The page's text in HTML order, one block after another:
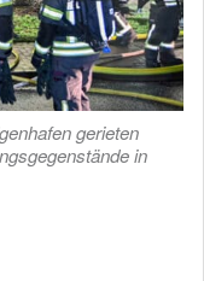
gerieten
in